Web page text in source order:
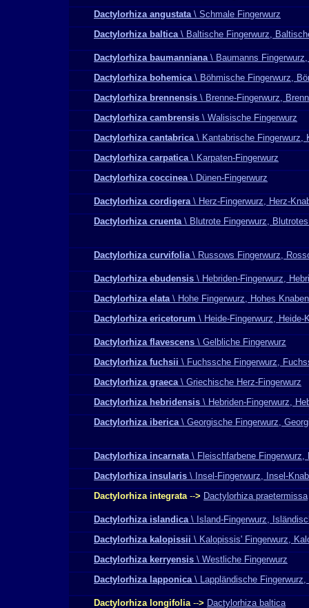
Dactylorhiza angustata \ Schmale Fingerwurz
Dactylorhiza baltica \ Baltische Fingerwurz,
Dactylorhiza baumanniana \ Baumanns
Dactylorhiza bohemica \ Böhmische Fingerwurz,
Dactylorhiza brennensis \ Brenne-Fingerwurz,
Dactylorhiza cambrensis \ Walisische Fingerwurz
Dactylorhiza cantabrica \ Kantabrische Fingerwurz,
Dactylorhiza carpatica \ Karpaten-Fingerwurz
Dactylorhiza coccinea \ Dünen-Fingerwurz
Dactylorhiza cordigera \ Herz-Fingerwurz, Herz-
Dactylorhiza cruenta \ Blutrote Fingerwurz,
Dactylorhiza curvifolia \ Russows Fingerwurz,
Dactylorhiza ebudensis \ Hebriden-Fingerwurz,
Dactylorhiza elata \ Hohe Fingerwurz, Hohes
Dactylorhiza ericetorum \ Heide-Fingerwurz, Heide-
Dactylorhiza flavescens \ Gelbliche Fingerwurz
Dactylorhiza fuchsii \ Fuchssche Fingerwurz,
Dactylorhiza graeca \ Griechische Herz-Fingerwurz
Dactylorhiza hebridensis \ Hebriden-Fingerwurz,
Dactylorhiza iberica \ Georgische Fingerwurz,
Dactylorhiza incarnata \ Fleischfarbene
Dactylorhiza insularis \ Insel-Fingerwurz, Insel-
Dactylorhiza integrata --> Dactylorhiza praetermissa
Dactylorhiza islandica \ Island-Fingerwurz,
Dactylorhiza kalopissii \ Kalopissis' Fingerwurz,
Dactylorhiza kerryensis \ Westliche Fingerwurz
Dactylorhiza lapponica \ Lappländische
Dactylorhiza longifolia --> Dactylorhiza baltica